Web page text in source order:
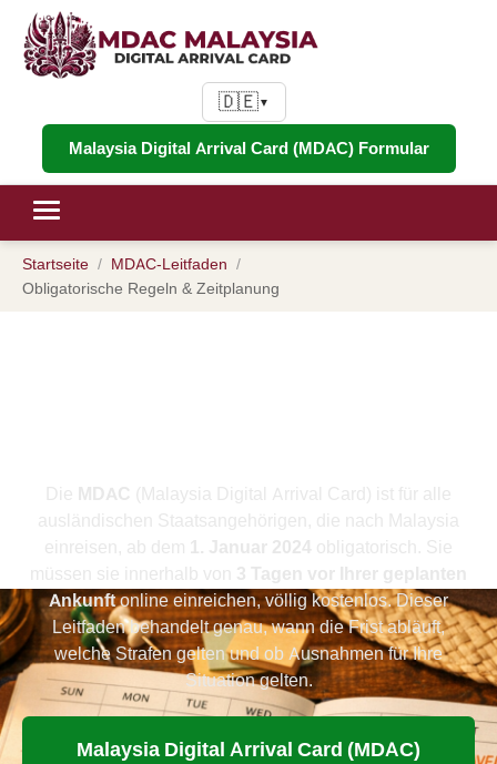
🇩🇪▼
Malaysia Digital Arrival Card (MDAC) Formular
Startseite
MDAC-Leitfaden
Obligatorische Regeln & Zeitplanung
Ankunftonline einreichen, völlig kostenlos. Dieser
Leitfaden behandelt genau, wann die Frist abläuft,
welche Strafen gelten und ob Ausnahmen für Ihre
Situation gelten.
Malaysia Digital Arrival Card (MDAC)